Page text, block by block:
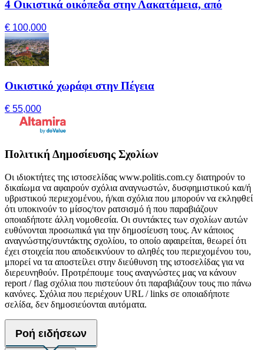
4 Οικιστικά οικόπεδα στην Λακατάμεια, από
€ 100,000
Οικιστικό χωράφι στην Πέγεια
€ 55,000
Πολιτική Δημοσίευσης Σχολίων
Οι ιδιοκτήτες της ιστοσελίδας www.politis.com.cy διατηρούν το
δικαίωμα να αφαιρούν σχόλια αναγνωστών, δυσφημιστικού και/ή
υβριστικού περιεχομένου, ή/και σχόλια που μπορούν να εκληφθεί
ότι υποκινούν το μίσος/τον ρατσισμό ή που παραβιάζουν
οποιαδήποτε άλλη νομοθεσία. Οι συντάκτες των σχολίων αυτών
ευθύνονται προσωπικά για την δημοσίευση τους. Αν κάποιος
αναγνώστης/συντάκτης σχολίου, το οποίο αφαιρείται, θεωρεί ότι
έχει στοιχεία που αποδεικνύουν το αληθές του περιεχομένου του,
μπορεί να τα αποστείλει στην διεύθυνση της ιστοσελίδας για να
διερευνηθούν. Προτρέπουμε τους αναγνώστες μας να κάνουν
report / flag σχόλια που πιστεύουν ότι παραβιάζουν τους πιο πάνω
κανόνες. Σχόλια που περιέχουν URL / links σε οποιαδήποτε
σελίδα, δεν δημοσιεύονται αυτόματα.
Ροή ειδήσεων